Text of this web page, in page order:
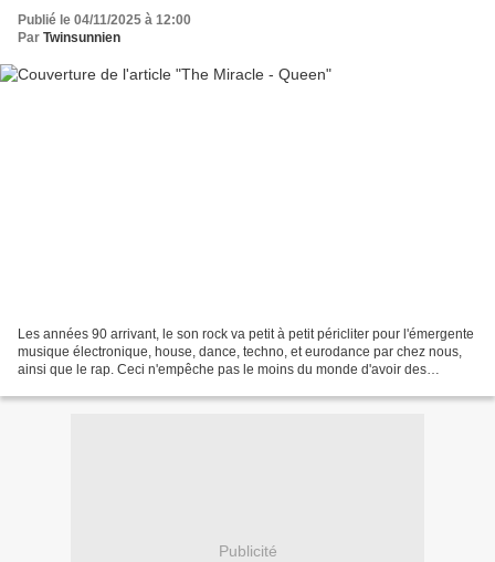
Publié le 04/11/2025 à 12:00
Par Twinsunnien
Les années 90 arrivant, le son rock va petit à petit péricliter pour l'émergente
musique électronique, house, dance, techno, et eurodance par chez nous,
ainsi que le rap. Ceci n'empêche pas le moins du monde d'avoir des
Publicité